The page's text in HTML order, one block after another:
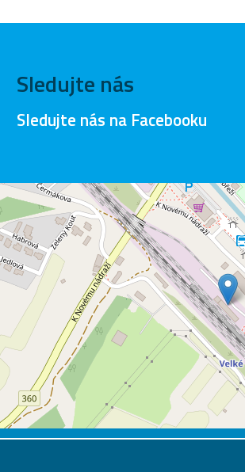
Sledujte nás
Sledujte nás na Facebooku